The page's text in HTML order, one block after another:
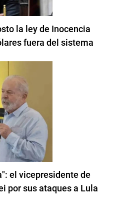
la ley de Inocencia
fuera del sistema
el vicepresidente de
por sus ataques a Lula